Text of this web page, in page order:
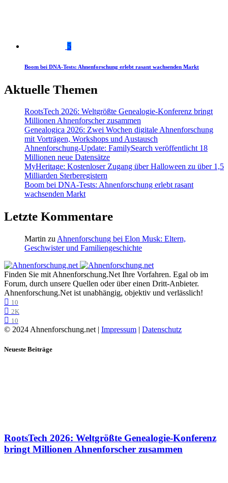
5
Boom bei DNA-Tests: Ahnenforschung erlebt rasant wachsenden Markt
Aktuelle Themen
RootsTech 2026: Weltgrößte Genealogie-Konferenz bringt
Millionen Ahnenforscher zusammen
Genealogica 2026: Zwei Wochen digitale Ahnenforschung
mit Vorträgen, Workshops und Austausch
Ahnenforschung-Update: FamilySearch veröffentlicht 18
Millionen neue Datensätze
MyHeritage: Kostenloser Zugang über Halloween zu über 1,5
Milliarden Sterberegistern
Boom bei DNA-Tests: Ahnenforschung erlebt rasant
wachsenden Markt
Letzte Kommentare
Martin zu Ahnenforschung bei Elon Musk: Eltern,
Geschwister und Familiengeschichte
Finden Sie mit Ahnenforschung.Net Ihre Vorfahren. Egal ob im
Forum, durch unsere Quellen oder über einen Dritt-Anbieter.
Ahnenforschung.Net ist unabhängig, objektiv und verlässlich!
10
2K
10
© 2024 Ahnenforschung.net | Impressum | Datenschutz
Neueste Beiträge
RootsTech 2026: Weltgrößte Genealogie-Konferenz
bringt Millionen Ahnenforscher zusammen